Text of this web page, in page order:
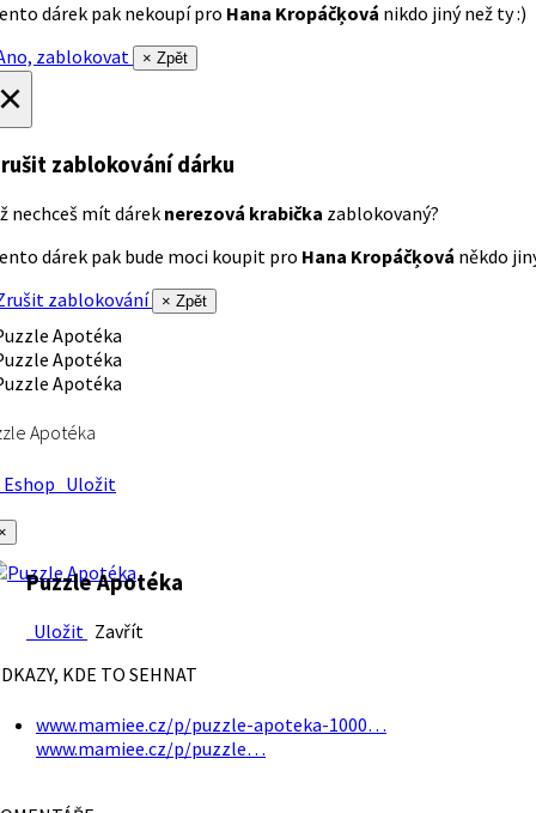
dárek pak nekoupí pro Hana Kropáčķová nikdo jiný než ty :)
zablokovat
× Zpět
zablokování dárku
nechceš mít dárek nerezová krabička zablokovaný?
dárek pak bude moci koupit pro Hana Kropáčķová někdo
zablokování
× Zpět
Apotéka
Uložit
Puzzle Apotéka
Uložit Zavřít
KDE TO SEHNAT
www.mamiee.cz/p/puzzle-apoteka-1000…
www.mamiee.cz/p/puzzle…